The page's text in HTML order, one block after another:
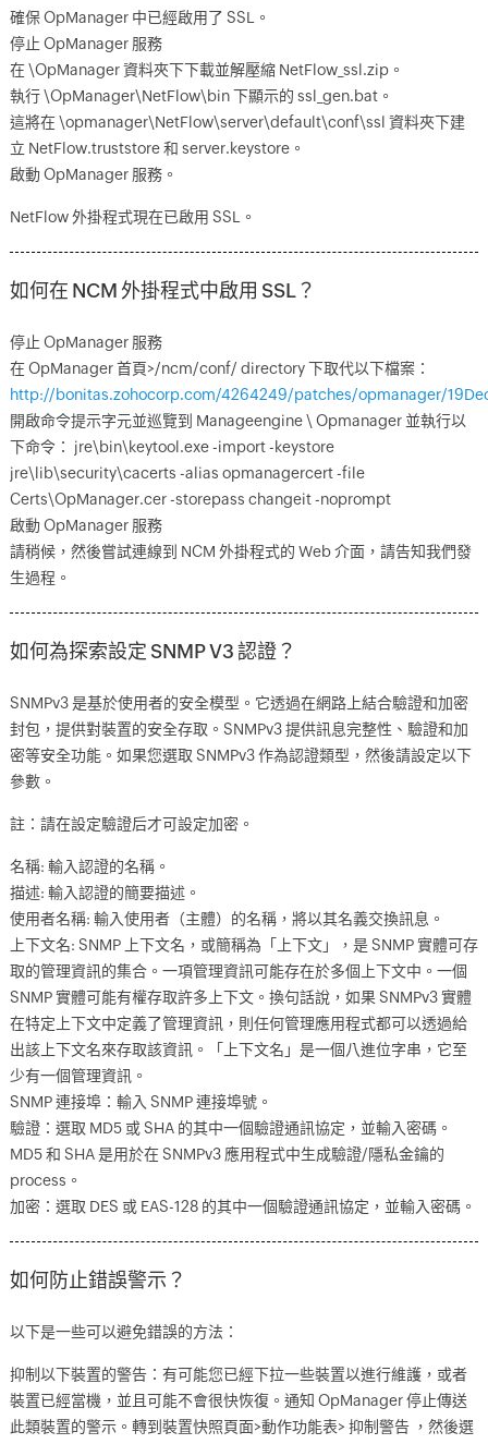
確保 OpManager 中已經啟用了 SSL。
停止 OpManager 服務
在 \OpManager 資料夾下下載並解壓縮 NetFlow_ssl.zip。
執行 \OpManager\NetFlow\bin 下顯示的 ssl_gen.bat。
這將在 \opmanager\NetFlow\server\default\conf\ssl 資料夾下建
立 NetFlow.truststore 和 server.keystore。
啟動 OpManager 服務。
NetFlow 外掛程式現在已啟用 SSL。
如何在 NCM 外掛程式中啟用 SSL？
停止 OpManager 服務
在 OpManager 首頁>/ncm/conf/ directory 下取代以下檔案：
http://bonitas.zohocorp.com/4264249/patches/opmanager/
開啟命令提示字元並巡覽到 Manageengine \ Opmanager 並執行以
下命令： jre\bin\keytool.exe -import -keystore
jre\lib\security\cacerts -alias opmanagercert -file
Certs\OpManager.cer -storepass changeit -noprompt
啟動 OpManager 服務
請稍候，然後嘗試連線到 NCM 外掛程式的 Web 介面，請告知我們發
生過程。
如何為探索設定 SNMP V3 認證？
SNMPv3 是基於使用者的安全模型。它透過在網路上結合驗證和加密
封包，提供對裝置的安全存取。SNMPv3 提供訊息完整性、驗證和加
密等安全功能。如果您選取 SNMPv3 作為認證類型，然後請設定以下
參數。
註：請在設定驗證后才可設定加密。
名稱: 輸入認證的名稱。
描述: 輸入認證的簡要描述。
使用者名稱: 輸入使用者（主體）的名稱，將以其名義交換訊息。
上下文名: SNMP 上下文名，或簡稱為「上下文」，是 SNMP 實體可存
取的管理資訊的集合。一項管理資訊可能存在於多個上下文中。一個
SNMP 實體可能有權存取許多上下文。換句話說，如果 SNMPv3 實體
在特定上下文中定義了管理資訊，則任何管理應用程式都可以透過給
出該上下文名來存取該資訊。「上下文名」是一個八進位字串，它至
少有一個管理資訊。
SNMP 連接埠：輸入 SNMP 連接埠號。
驗證：選取 MD5 或 SHA 的其中一個驗證通訊協定，並輸入密碼。
MD5 和 SHA 是用於在 SNMPv3 應用程式中生成驗證/隱私金鑰的
process。
加密：選取 DES 或 EAS-128 的其中一個驗證通訊協定，並輸入密碼。
如何防止錯誤警示？
以下是一些可以避免錯誤的方法：
抑制以下裝置的警告：有可能您已經下拉一些裝置以進行維護，或者
裝置已經當機，並且可能不會很快恢復。通知 OpManager 停止傳送
此類裝置的警示。轉到裝置快照頁面>動作功能表> 抑制警告 ，然後選